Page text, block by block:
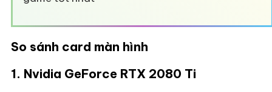
So sánh card màn hình
1. Nvidia GeForce RTX 2080 Ti